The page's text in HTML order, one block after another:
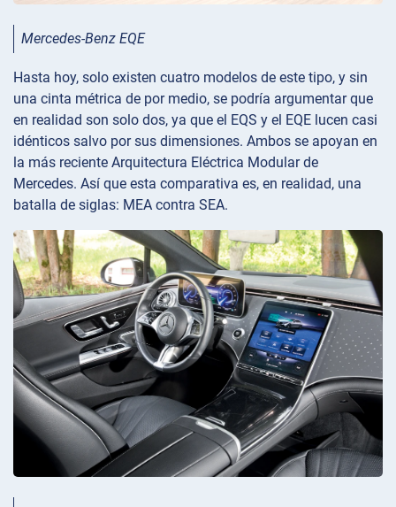
Mercedes-Benz EQE
Hasta hoy, solo existen cuatro modelos de este tipo, y sin
una cinta métrica de por medio, se podría argumentar que
en realidad son solo dos, ya que el EQS y el EQE lucen casi
idénticos salvo por sus dimensiones. Ambos se apoyan en
la más reciente Arquitectura Eléctrica Modular de
Mercedes. Así que esta comparativa es, en realidad, una
batalla de siglas: MEA contra SEA.